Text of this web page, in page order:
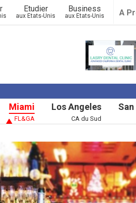
Etudier
aux Etats-Unis
Business
aux Etats-Unis A
Miami
FL&GA
Los Angeles
CA du Sud